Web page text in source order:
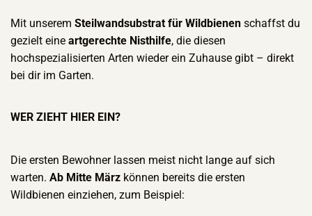
Mit unseremSteilwandsubstrat für Wildbienen schaffst du
gezielt eineartgerechte Nisthilfe, die diesen
hochspezialisierten Arten wieder ein Zuhause gibt – direkt
bei dir im Garten.
WER ZIEHT HIER EIN?
Die ersten Bewohner lassen meist nicht lange auf sich
warten.Ab Mitte März können bereits die ersten
Wildbienen einziehen, zum Beispiel: